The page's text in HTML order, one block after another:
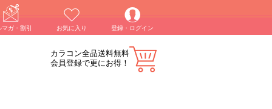
マガ・割引 お気に入り 登録・ログイン
カラコン全品送料無料
会員登録で更にお得！